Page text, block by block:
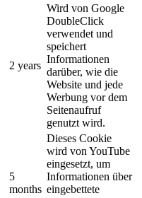
2 years
Wird von Google
DoubleClick
verwendet und
speichert
Informationen
darüber, wie die
Website und jede
Werbung vor dem
Seitenaufruf
genutzt wird.
5
months
Dieses Cookie
wird von YouTube
eingesetzt, um
Informationen über
eingebettete